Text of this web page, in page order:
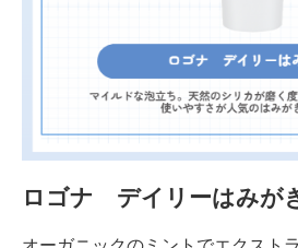
ロゴナ デイリーはみが